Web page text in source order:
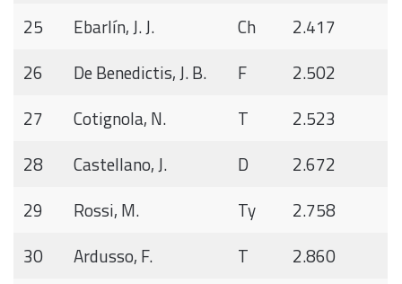
25
Ebarlín, J. J. Ch
2.417
26
De Benedictis, J. B. F
2.502
27
Cotignola, N. T
2.523
28
Castellano, J. D
2.672
29
Rossi, M. Ty
2.758
30
Ardusso, F. T
2.860